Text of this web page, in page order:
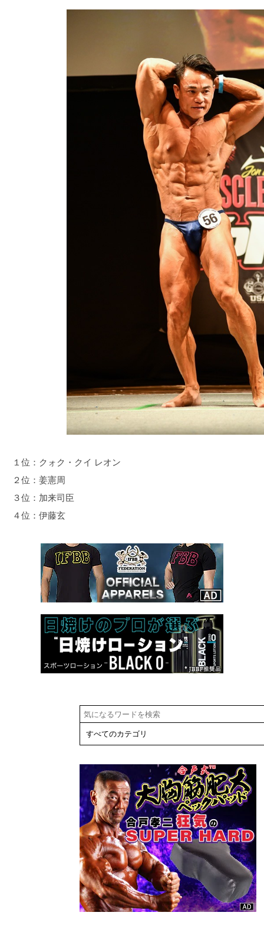
１位：クォク・クイ レオン
２位：姜憲周
３位：加来司臣
４位：伊藤玄